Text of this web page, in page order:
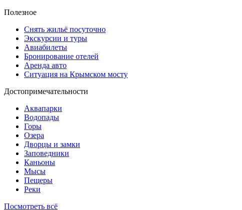
Полезное
Снять жильё посуточно
Экскурсии и туры
Авиабилеты
Бронирование отелей
Аренда авто
Ситуация на Крымском мосту
Достопримечательности
Аквапарки
Водопады
Горы
Озера
Дворцы и замки
Заповедники
Каньоны
Мысы
Пещеры
Реки
Посмотреть всё